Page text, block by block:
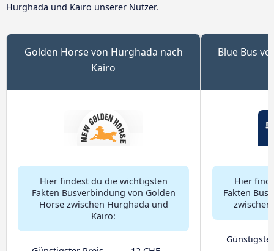
Hurghada und Kairo unserer Nutzer.
Golden Horse von Hurghada nach
Kairo
Hier findest du die wichtigsten
Fakten Busverbindung von Golden
Horse zwischen Hurghada und
Kairo:
Blue Bus
Hier
Fakten